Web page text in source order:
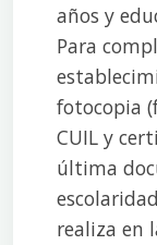
años y
Para
fotocopia
CUIL y
última
realiza en